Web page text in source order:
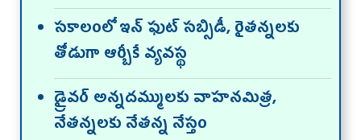
సకాలంలో ఇన్ ఫుట్ సబ్సిడీ, రైతన్నలకు
తోడుగా ఆర్బీకే వ్యవస్థ
డ్రైవర్ అన్నదమ్ములకు వాహనమిత్ర,
నేతన్నలకు నేతన్న నేస్తం